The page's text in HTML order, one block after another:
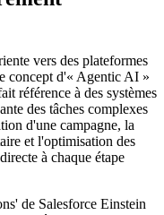
vers des plateformes
concept d'« Agentic AI »
référence à des systèmes
des tâches complexes
d'une campagne, la
et l'optimisation des
à chaque étape
de Salesforce Einstein